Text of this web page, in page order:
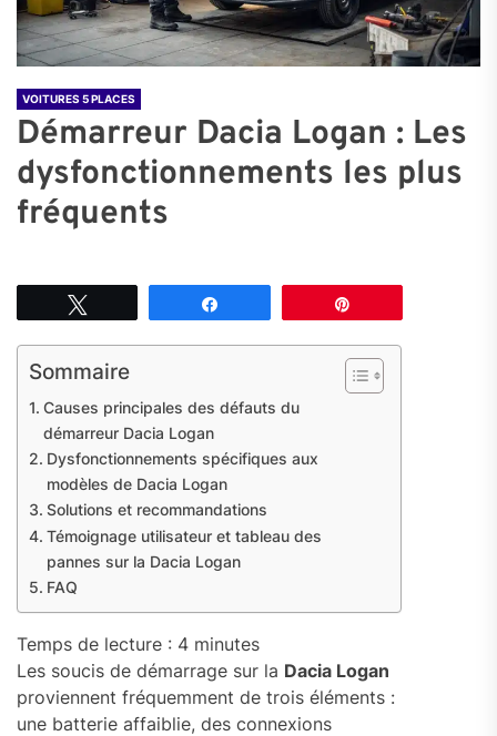
VOITURES 5 PLACES
Démarreur Dacia Logan : Les
dysfonctionnements les plus
fréquents
Sommaire
Causes principales des défauts du
démarreur Dacia Logan
Dysfonctionnements spécifiques aux
modèles de Dacia Logan
Solutions et recommandations
Témoignage utilisateur et tableau des
pannes sur la Dacia Logan
FAQ
Temps de lecture : 4 minutes
Les soucis de démarrage sur la Dacia Logan
proviennent fréquemment de trois éléments :
une batterie affaiblie, des connexions